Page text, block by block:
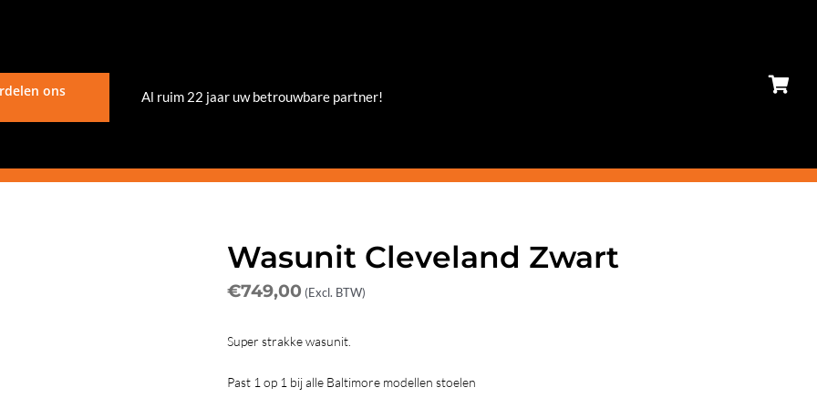
ons Al ruim 22 jaar uw betrouwbare partner!
Wasunit Cleveland Zwart
€749,00 (Excl. BTW)
Super strakke wasunit.
Past 1 op 1 bij alle Baltimore modellen stoelen